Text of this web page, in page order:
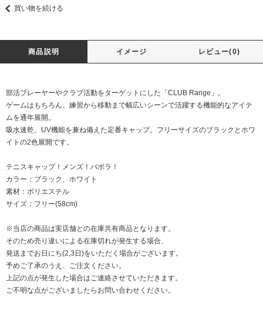
買い物を続ける
商品説明 イメージ レビュー(0)
部活プレーヤーやクラブ活動をターゲットにした「CLUB Range」。
ゲームはもちろん、練習から移動まで幅広いシーンで活躍する機能的なアイテ
ムを通年展開。
吸水速乾、UV機能を兼ね備えた定番キャップ。フリーサイズのブラックとホワ
イトの2色展開です。
テニスキャップ！メンズ！バボラ！
カラー：ブラック、ホワイト
素材：ポリエステル
サイズ：フリー(58cm)
※当店の商品は実店舗との在庫共有商品となります。
そのため売り違いによる在庫切れが発生する場合、
発送までお日にち(2,3日)をいただく場合がございます。
予めご了承のうえ、ご注文ください。
上記の点が発生した場合はご連絡させていただきます。
ご不明な点がございましたらお問い合わせください。